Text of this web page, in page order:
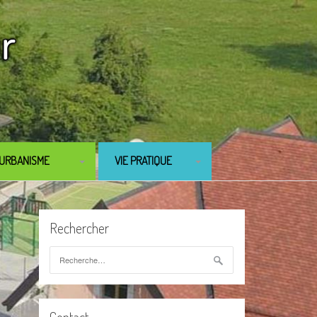
URBANISME
PLU
VIE PRATIQUE
DÉMARCHES
LOCATION DE SALLE
Rechercher